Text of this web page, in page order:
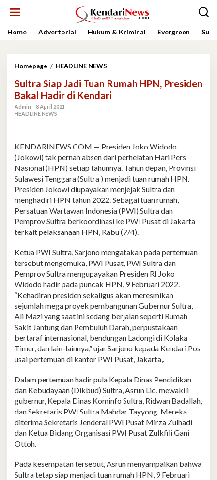
Home
Advertorial Hukum & Kriminal Evergreen
Homepage / HEADLINE NEWS
Jadi
Tuan
Rumah
di
Sultra Siap Jadi Tuan Rumah HPN, Presiden
Bakal Hadir di Kendari
Admin
8 April 2021
HEADLINE NEWS
KENDARINEWS.COM — Presiden Joko Widodo
(Jokowi) tak pernah absen dari perhelatan Hari Pers
Nasional (HPN) setiap tahunnya. Tahun depan, Provinsi
Sulawesi Tenggara (Sultra ) menjadi tuan rumah HPN.
Presiden Jokowi diupayakan menjejak Sultra dan
menghadiri HPN tahun 2022. Sebagai tuan rumah,
Persatuan Wartawan Indonesia (PWI) Sultra dan
Pemprov Sultra berkoordinasi ke PWI Pusat di Jakarta
terkait pelaksanaan HPN, Rabu (7/4).
Ketua PWI Sultra, Sarjono mengatakan pada pertemuan
tersebut mengemuka, PWI Pusat, PWI Sultra dan
Pemprov Sultra mengupayakan Presiden RI Joko
Widodo hadir pada puncak HPN, 9 Februari 2022.
“Kehadiran presiden sekaligus akan meresmikan
sejumlah mega proyek pembangunan Gubernur Sultra,
Ali Mazi yang saat ini sedang berjalan seperti Rumah
Sakit Jantung dan Pembuluh Darah, perpustakaan
bertaraf internasional, bendungan Ladongi di Kolaka
Timur, dan lain-lainnya,” ujar Sarjono kepada Kendari Pos
usai pertemuan di kantor PWI Pusat, Jakarta,.
Dalam pertemuan hadir pula Kepala Dinas Pendidikan
dan Kebudayaan (Dikbud) Sultra, Asrun Lio, mewakili
gubernur, Kepala Dinas Kominfo Sultra, Ridwan Badallah,
dan Sekretaris PWI Sultra Mahdar Tayyong. Mereka
diterima Sekretaris Jenderal PWI Pusat Mirza Zulhadi
dan Ketua Bidang Organisasi PWI Pusat Zulkfili Gani
Ottoh.
Pada kesempatan tersebut, Asrun menyampaikan bahwa
Sultra tetap siap menjadi tuan rumah HPN, 9 Februari